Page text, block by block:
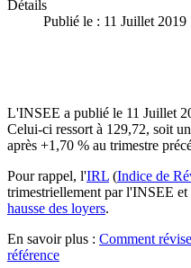
Détails
Publié le : 11 Juillet 2019
L'INSEE a publié le 11 Juillet
Celui-ci ressort à 129,72, soit
après +1,70 % au trimestre
Pour rappel, l'IRL (Indice de
trimestriellement par l'INSEE
hausse des loyers.
En savoir plus : Comment
référence